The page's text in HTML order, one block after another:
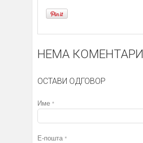
НЕМА КОМЕНТАРИ
ОСТАВИ ОДГОВОР
Име *
Е-пошта *